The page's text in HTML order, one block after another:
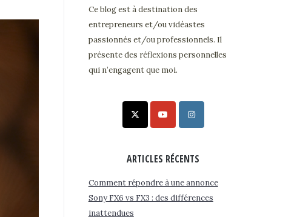
Ce blog est à destination des
entrepreneurs et/ou vidéastes
passionnés et/ou professionnels. Il
présente des réflexions personnelles
qui n’engagent que moi.
ARTICLES RÉCENTS
Comment répondre à une annonce
Sony FX6 vs FX3 : des différences
inattendues